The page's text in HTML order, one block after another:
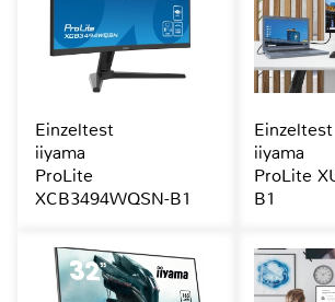
Einzeltest
iiyama
ProLite
XCB3494WQSN-B1
Einzeltest
iiyama
ProLite
B1